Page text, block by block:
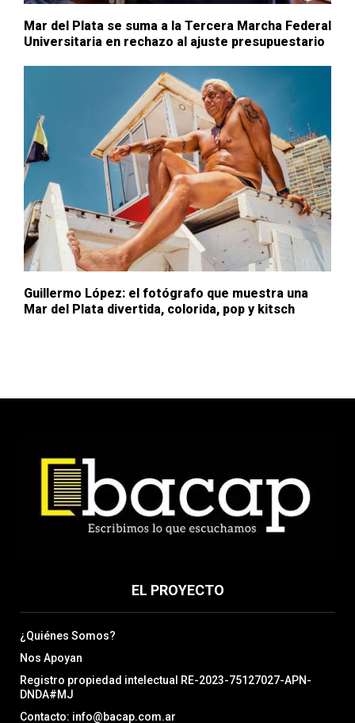
Mar del Plata se suma a la Tercera Marcha Federal
Universitaria en rechazo al ajuste presupuestario
Guillermo López: el fotógrafo que muestra una
Mar del Plata divertida, colorida, pop y kitsch
EL PROYECTO
¿Quiénes Somos?
Nos Apoyan
Registro propiedad intelectual RE-2023-75127027-APN-
DNDA#MJ
Contacto: info@bacap.com.ar